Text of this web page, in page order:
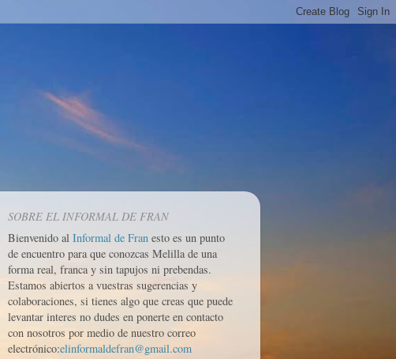
SOBRE EL INFORMAL DE FRAN
Bienvenido al Informal de Fran esto es un punto
de encuentro para que conozcas Melilla de una
forma real, franca y sin tapujos ni prebendas.
Estamos abiertos a vuestras sugerencias y
colaboraciones, si tienes algo que creas que puede
levantar interes no dudes en ponerte en contacto
con nosotros por medio de nuestro correo
electrónico:elinformaldefran@gmail.com